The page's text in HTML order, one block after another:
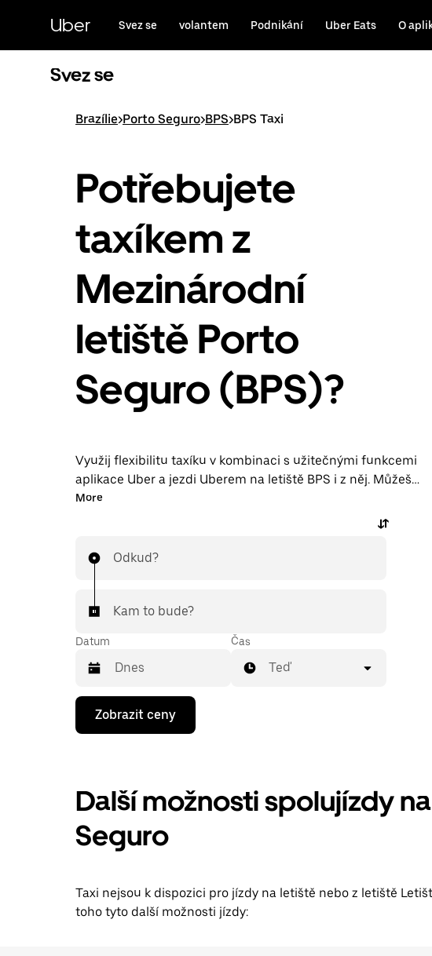
obsah
Uber Svez se volantem Podnikání Uber Eats O
Svez se
Brazílie>Porto Seguro>BPS>BPS Taxi
Potřebujete
taxíkem z
Mezinárodní
letiště Porto
Seguro (BPS)?
Využij flexibilitu taxíku v kombinaci s užitečnými funkcemi
aplikace Uber a jezdi Uberem na letiště BPS i z něj. Můžeš si
objednávat jízdy na poslední chvíli, rezervovat si je
nepřetržitě v aplikaci nebo online a u každé jízdy uvidíš
stačí pár klepnutí.
More
Odkud?
Kam to bude?
Datum
Stisknutím
klávesy
se
kalendář
a můžeš
datum.
Stisknutím
zavřeš
kalendář.
Čas
Teď
Zobrazit ceny
Další možnosti spolujízdy
Seguro
Taxi nejsou k dispozici pro jízdy na letiště nebo z letiště
toho tyto další možnosti jízdy: